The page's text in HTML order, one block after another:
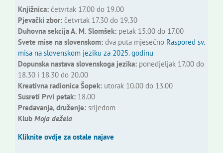
Knjižnica:četvrtak 17.00 do 19.00
Pjevački zbor:četvrtak 17.30 do 19.30
Duhovna sekcija A. M. Slomšek:petak 15.00 do 17.00
Svete mise na slovenskom:dva puta mjesečno Raspored sv.
misa na slovenskom jeziku za 2025. godinu
Dopunska nastava slovenskoga jezika:ponedjeljak 17.00 do
18.30 i 18.30 do 20.00
Kreativna radionica Šopek:utorak 10.00 do 13.00
Susreti Prvi petak:18.00
Predavanja, druženje:srijedom
Klub Moja dežela
Kliknite ovdje za ostale najave